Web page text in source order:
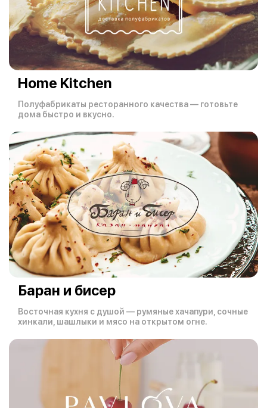
Home Kitchen
Полуфабрикаты ресторанного качества — готовьте
дома быстро и вкусно.
Баран и бисер
Восточная кухня с душой — румяные хачапури, сочные
хинкали, шашлыки и мясо на открытом огне.